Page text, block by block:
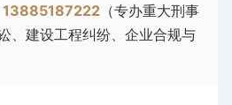
13885187222 （专办重大刑事
、建设工程纠纷、企业合规与